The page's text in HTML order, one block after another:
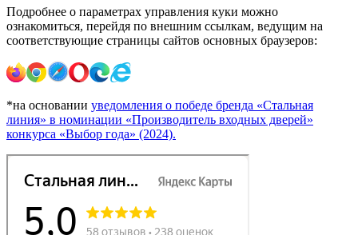
Подробнее о параметрах управления куки можно
ознакомиться, перейдя по внешним ссылкам, ведущим на
соответствующие страницы сайтов основных браузеров:
*на основании уведомления о победе бренда «Стальная
линия» в номинации «Производитель входных дверей»
конкурса «Выбор года» (2024).